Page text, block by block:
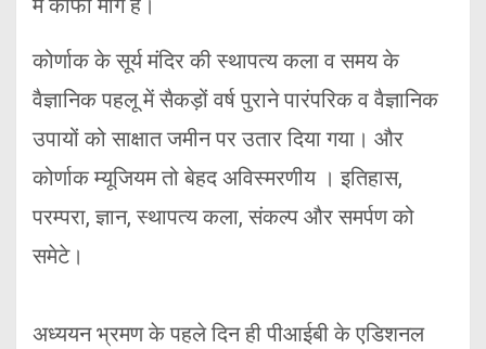
में काफी मांग है।
कोर्णाक के सूर्य मंदिर की स्थापत्य कला व समय के
वैज्ञानिक पहलू में सैकड़ों वर्ष पुराने पारंपरिक व वैज्ञानिक
उपायों को साक्षात जमीन पर उतार दिया गया। और
कोर्णाक म्यूजियम तो बेहद अविस्मरणीय । इतिहास,
परम्परा, ज्ञान, स्थापत्य कला, संकल्प और समर्पण को
समेटे।
अध्ययन भ्रमण के पहले दिन ही पीआईबी के एडिशनल